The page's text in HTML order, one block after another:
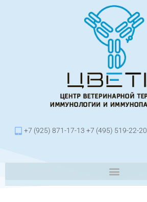
+7 (925) 871-17-13 +7 (495) 519-22-20